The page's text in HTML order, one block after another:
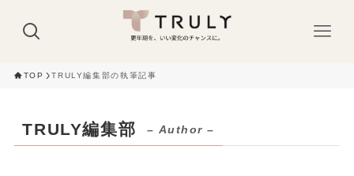
TOP TRULY編集部の執筆記事
TRULY編集部 – Author –